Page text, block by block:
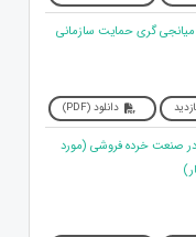
دانلود (PDF)
در صنعت خرده فروشی (مورد